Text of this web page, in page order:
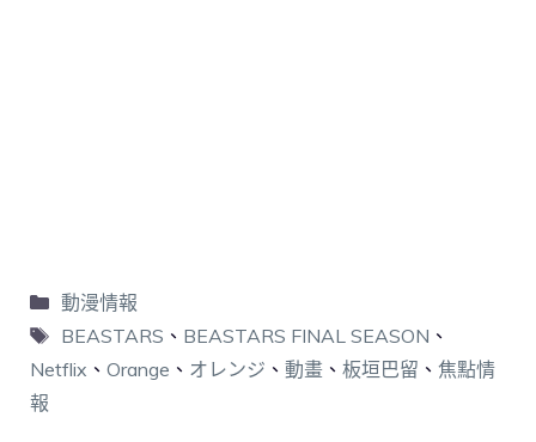
動漫情報
BEASTARS 、 BEASTARS FINAL SEASON 、
Netflix 、 Orange 、 オレンジ 、 動畫 、 板垣巴留 、 焦點情
報